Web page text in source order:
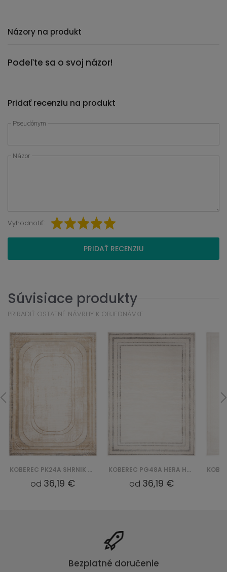
Názory na produkt
Podeľte sa o svoj názor!
Pridať recenziu na produkt
Pseudónym
Názor
Vyhodnotiť:
PRIDAŤ RECENZIU
Súvisiace produkty
PRIRADIŤ OSTATNÉ NÁVRHY K OBJEDNÁVKE
KOBEREC PK24A SHRNIK HERA HBV - KREMOWY
od 36,19 €
KOBEREC PG48A HERA HBV - BIAŁY
od 36,19 €
Bezplatné doručenie